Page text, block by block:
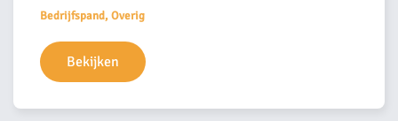
Bedrijfspand, Overig
Bekijken